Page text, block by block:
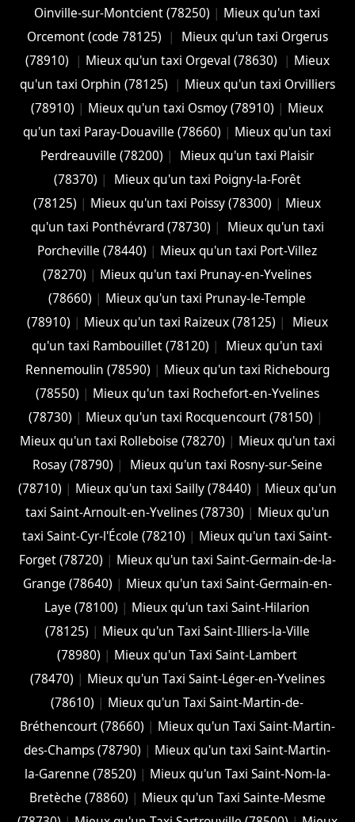
Oinville-sur-Montcient (78250) | Mieux qu'un taxi
Orcemont (code 78125)
|
Mieux qu'un taxi Orgerus
(78910)
| Mieux qu'un taxi Orgeval (78630) | Mieux
qu'un taxi Orphin (78125)
| Mieux qu'un taxi Orvilliers
(78910) | Mieux qu'un taxi Osmoy (78910) | Mieux
qu'un taxi Paray-Douaville (78660) | Mieux qu'un taxi
Perdreauville (78200) |
Mieux qu'un taxi Plaisir
(78370) |
Mieux qu'un taxi Poigny-la-Forêt
(78125) | Mieux qu'un taxi Poissy (78300) | Mieux
qu'un taxi Ponthévrard (78730) |
Mieux qu'un taxi
Porcheville (78440) | Mieux qu'un taxi Port-Villez
(78270) | Mieux qu'un taxi Prunay-en-Yvelines
(78660) | Mieux qu'un taxi Prunay-le-Temple
(78910) | Mieux qu'un taxi Raizeux (78125) |
Mieux
qu'un taxi Rambouillet (78120) |
Mieux qu'un taxi
Rennemoulin (78590) | Mieux qu'un taxi Richebourg
(78550) | Mieux qu'un taxi Rochefort-en-Yvelines
(78730) | Mieux qu'un taxi Rocquencourt (78150) |
Mieux qu'un taxi Rolleboise (78270) | Mieux qu'un taxi
Rosay (78790) |
Mieux qu'un taxi Rosny-sur-Seine
(78710) | Mieux qu'un taxi Sailly (78440) | Mieux qu'un
taxi Saint-Arnoult-en-Yvelines (78730) | Mieux qu'un
taxi Saint-Cyr-l'École (78210) | Mieux qu'un taxi Saint-
Forget (78720) | Mieux qu'un taxi Saint-Germain-de-la-
Grange (78640) | Mieux qu'un taxi Saint-Germain-en-
Laye (78100) | Mieux qu'un taxi Saint-Hilarion
(78125) | Mieux qu'un Taxi Saint-Illiers-la-Ville
(78980) | Mieux qu'un Taxi Saint-Lambert
(78470) | Mieux qu'un Taxi Saint-Léger-en-Yvelines
(78610) | Mieux qu'un Taxi Saint-Martin-de-
Bréthencourt (78660) | Mieux qu'un Taxi Saint-Martin-
des-Champs (78790) | Mieux qu'un taxi Saint-Martin-
la-Garenne (78520) | Mieux qu'un Taxi Saint-Nom-la-
Bretèche (78860) | Mieux qu'un Taxi Sainte-Mesme